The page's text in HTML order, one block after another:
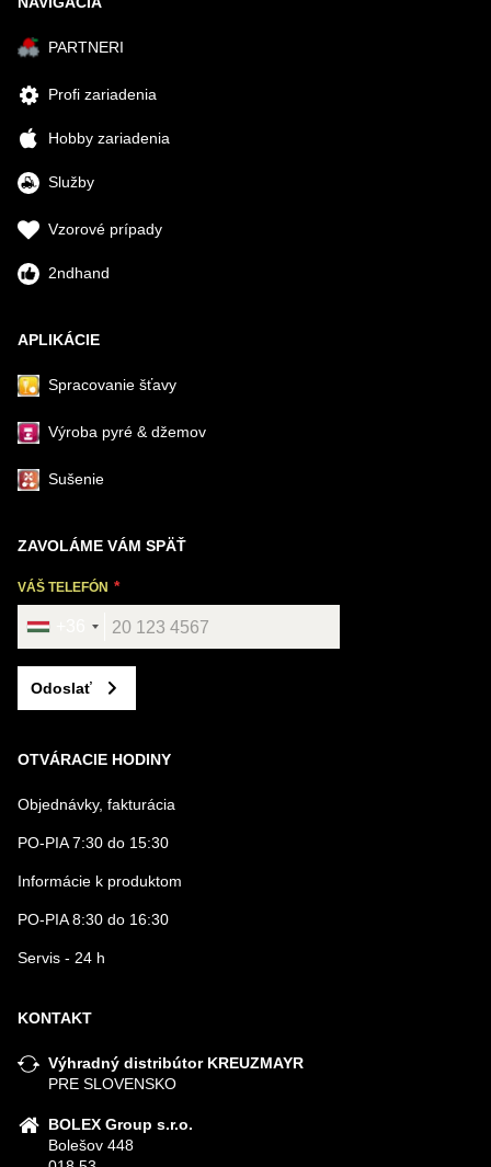
PARTNERI
Profi zariadenia
Hobby zariadenia
Služby
Vzorové prípady
2ndhand
APLIKÁCIE
Spracovanie šťavy
Výroba pyré & džemov
Sušenie
ZAVOLÁME VÁM SPÄŤ
VÁŠ TELEFÓN
Odoslať
OTVÁRACIE HODINY
Objednávky, fakturácia
PO-PIA 7:30 do 15:30
Informácie k produktom
PO-PIA 8:30 do 16:30
Servis - 24 h
KONTAKT
Výhradný distribútor KREUZMAYR
PRE SLOVENSKO
BOLEX Group s.r.o.
Bolešov 448